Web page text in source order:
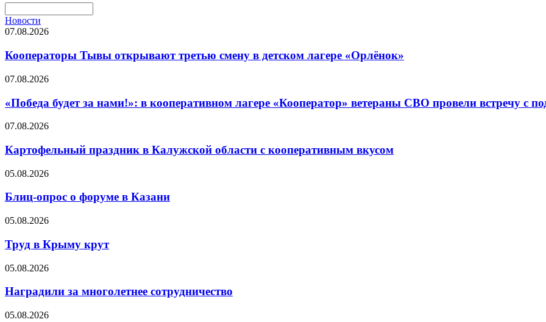
Новости
07.08.2026
Кооператоры Тывы открывают третью смену в детском лагере «Орлёнок»
07.08.2026
«Победа будет за нами!»: в кооперативном лагере «Кооператор» ветераны СВО провели встречу с
07.08.2026
Картофельный праздник в Калужской области с кооперативным вкусом
05.08.2026
Блиц-опрос о форуме в Казани
05.08.2026
Труд в Крыму крут
05.08.2026
Наградили за многолетнее сотрудничество
05.08.2026